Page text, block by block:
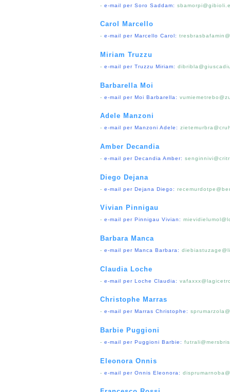
- e-mail per Soro Saddam:
Carol Marcello
- e-mail per Marcello Carol:
Miriam Truzzu
- e-mail per Truzzu Miriam:
Barbarella Moi
- e-mail per Moi Barbarella:
Adele Manzoni
- e-mail per Manzoni Adele:
Amber Decandia
- e-mail per Decandia Amber:
Diego Dejana
- e-mail per Dejana Diego:
Vivian Pinnigau
- e-mail per Pinnigau Vivian:
Barbara Manca
- e-mail per Manca Barbara:
Claudia Loche
- e-mail per Loche Claudia:
Christophe Marras
- e-mail per Marras Christophe:
Barbie Puggioni
- e-mail per Puggioni Barbie:
Eleonora Onnis
- e-mail per Onnis Eleonora: